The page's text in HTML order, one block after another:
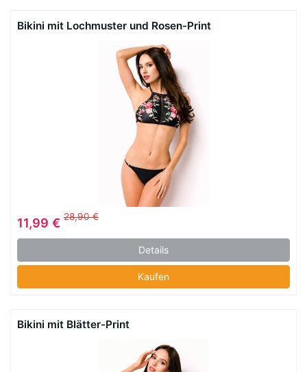
Bikini mit Lochmuster und Rosen-Print
11,99 € 28,90 €
Details
Kaufen
Bikini mit Blätter-Print